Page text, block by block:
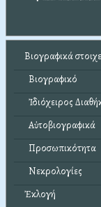
Βιογραφικά
Βιογραφικό
Ἰδιόχειρος
Αὐτοβιογραφικά
Προσωπικότητα
Νεκρολογίες
Ἐκλογή